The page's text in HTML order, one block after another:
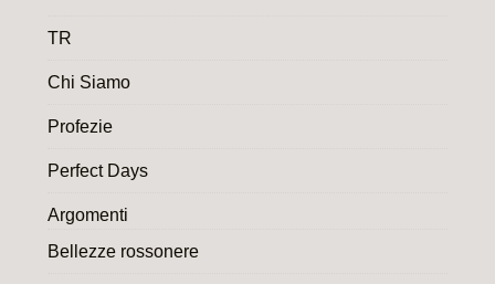
TR
Chi Siamo
Profezie
Perfect Days
Argomenti
Bellezze rossonere